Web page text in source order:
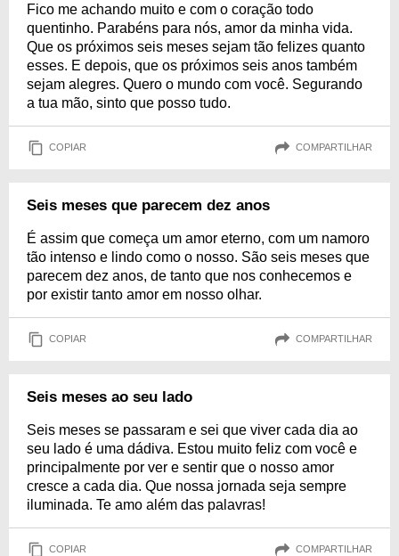
Fico me achando muito e com o coração todo
quentinho. Parabéns para nós, amor da minha vida.
Que os próximos seis meses sejam tão felizes quanto
esses. E depois, que os próximos seis anos também
sejam alegres. Quero o mundo com você. Segurando
a tua mão, sinto que posso tudo.
COPIAR COMPARTILHAR
Seis meses que parecem dez anos
É assim que começa um amor eterno, com um namoro
tão intenso e lindo como o nosso. São seis meses que
parecem dez anos, de tanto que nos conhecemos e
por existir tanto amor em nosso olhar.
COPIAR COMPARTILHAR
Seis meses ao seu lado
Seis meses se passaram e sei que viver cada dia ao
seu lado é uma dádiva. Estou muito feliz com você e
principalmente por ver e sentir que o nosso amor
cresce a cada dia. Que nossa jornada seja sempre
iluminada. Te amo além das palavras!
COPIAR COMPARTILHAR